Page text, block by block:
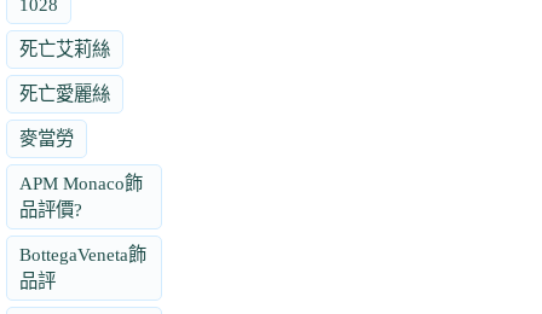
1028
死亡艾莉絲
死亡愛麗絲
麥當勞
APM Monaco飾
品評價?
BottegaVeneta飾
品評